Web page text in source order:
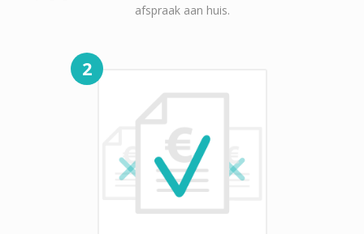
afspraak aan huis.
2